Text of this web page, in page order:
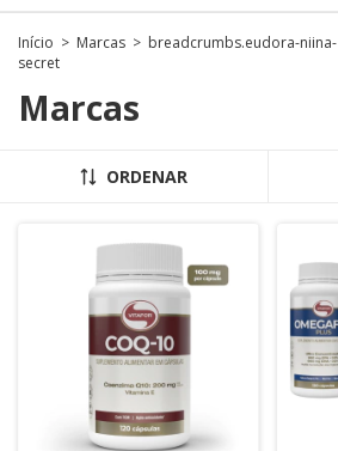
Início > Marcas > breadcrumbs.eudora-niina-
secret
Marcas
ORDENAR